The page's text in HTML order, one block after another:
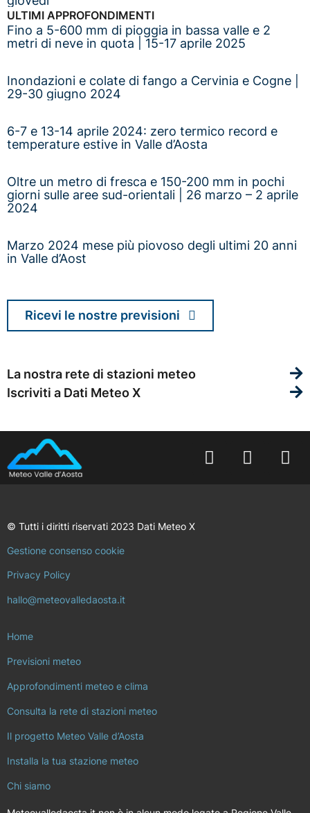
ULTIMI APPROFONDIMENTI
Fino a 5-600 mm di pioggia in bassa valle e 2
metri di neve in quota | 15-17 aprile 2025
Inondazioni e colate di fango a Cervinia e Cogne |
29-30 giugno 2024
6-7 e 13-14 aprile 2024: zero termico record e
temperature estive in Valle d’Aosta
Oltre un metro di fresca e 150-200 mm in pochi
giorni sulle aree sud-orientali | 26 marzo – 2 aprile
2024
Marzo 2024 mese più piovoso degli ultimi 20 anni
in Valle d’Aost
Ricevi le nostre previsioni
La nostra rete di stazioni meteo
Iscriviti a Dati Meteo X
© Tutti i diritti riservati 2023 Dati Meteo X
Gestione consenso cookie
Privacy Policy
hallo@meteovalledaosta.it
Home
Previsioni meteo
Approfondimenti meteo e clima
Consulta la rete di stazioni meteo
Il progetto Meteo Valle d’Aosta
Installa la tua stazione meteo
Chi siamo